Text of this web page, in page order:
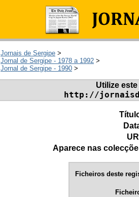
Jornais de Sergipe >
Jornal de Sergipe - 1978 a 1992 >
Jornal de Sergipe - 1990 >
Utilize
http://
Aparece nas
Ficheiros deste